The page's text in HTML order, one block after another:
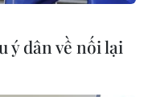
ý dân về nối lại